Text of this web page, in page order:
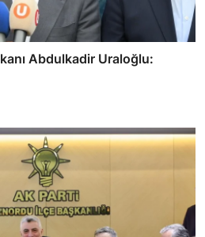
Abdulkadir Uraloğlu: